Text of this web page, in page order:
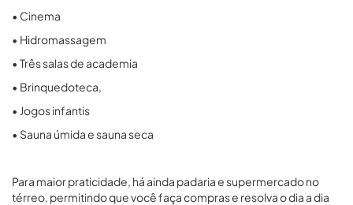
• Cinema
• Hidromassagem
• Três salas de academia
• Brinquedoteca,
• Jogos infantis
• Sauna úmida e sauna seca
Para maior praticidade, há ainda padaria e supermercado no
térreo, permitindo que você faça compras e resolva o dia a dia